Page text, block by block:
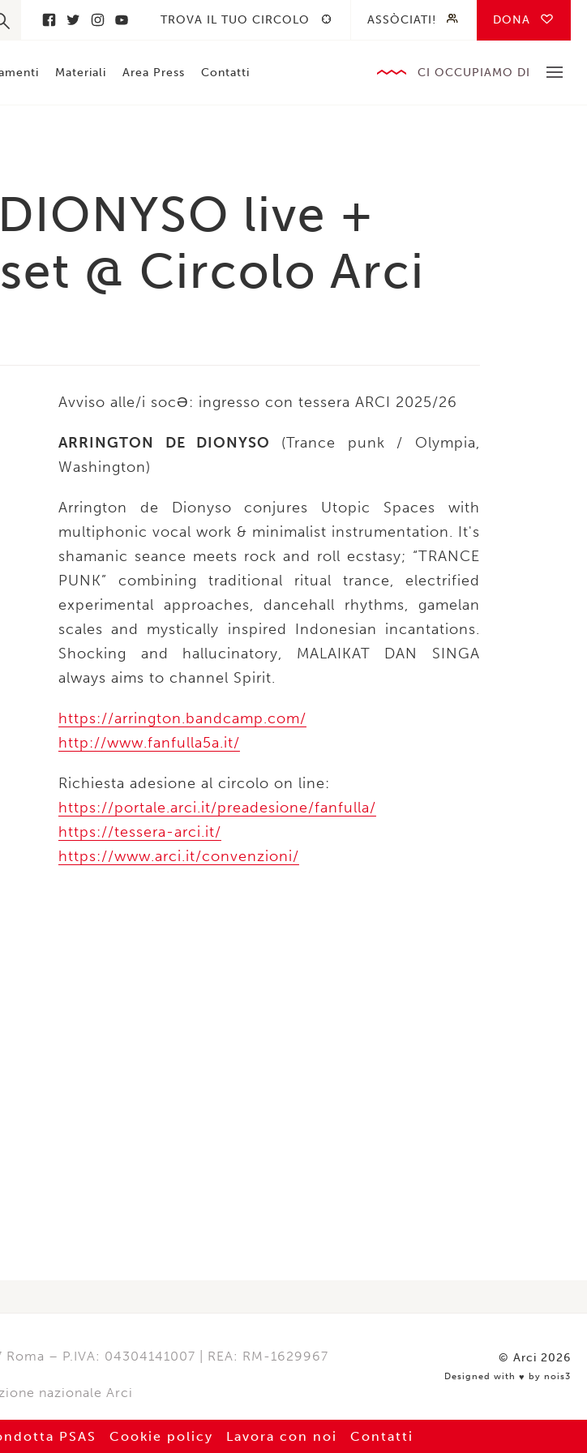
TROVA IL TUO CIRCOLO ASSÒCIATI! DONA
Materiali Area Press Contatti CI OCCUPIAMO DI
live +
@ Circolo Arci
Avviso alle/i socƏ: ingresso con tessera ARCI 2025/26
ARRINGTON DE DIONYSO (Trance punk / Olympia,
Washington)
Arrington de Dionyso conjures Utopic Spaces with
multiphonic vocal work & minimalist instrumentation. It's
shamanic seance meets rock and roll ecstasy; “TRANCE
PUNK” combining traditional ritual trance, electrified
experimental approaches, dancehall rhythms, gamelan
scales and mystically inspired Indonesian incantations.
Shocking and hallucinatory, MALAIKAT DAN SINGA
always aims to channel Spirit.
https://arrington.bandcamp.com/
http://www.fanfulla5a.it/
Richiesta adesione al circolo on line:
https://portale.arci.it/preadesione/fanfulla/
https://tessera-arci.it/
https://www.arci.it/convenzioni/
– P.IVA: 04304141007 | REA: RM-1629967
nazionale Arci
© Arci 2026
Designed with ♥️ by nois3
PSAS Cookie policy Lavora con noi Contatti